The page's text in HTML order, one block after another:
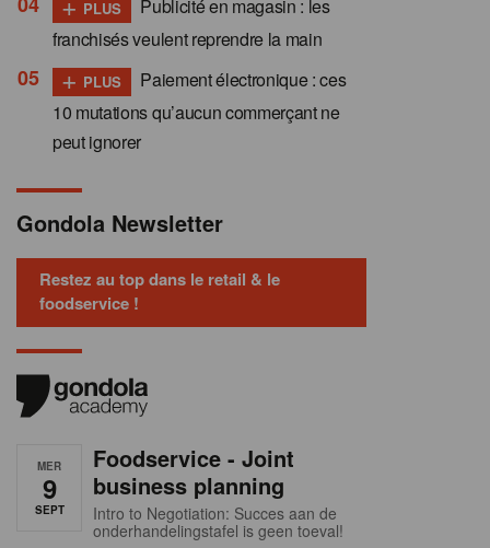
PLUS
Publicité en magasin : les
franchisés veulent reprendre la main
+ PLUS
Paiement électronique : ces
10 mutations qu’aucun commerçant ne
peut ignorer
Gondola Newsletter
Restez au top dans le retail & le
foodservice !
MER
9
SEPT
Foodservice - Joint
business planning
Intro to Negotiation: Succes aan de
onderhandelingstafel is geen toeval!